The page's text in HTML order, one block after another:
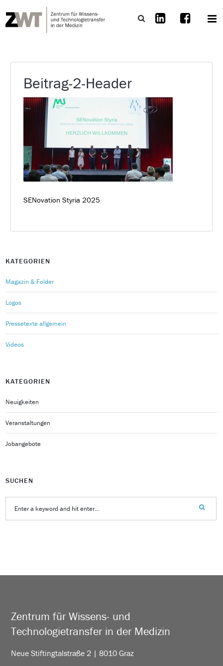
Beitrag-2-Header
SENovation Styria 2025
KATEGORIEN
Magazin & Folder
Logos
Pressetexte allgemein
Videos
KATEGORIEN
Neuigkeiten
Veranstaltungen
Jobangebote
SUCHEN
Zentrum für Wissens- und
Technologietransfer in der Medizin
Neue Stiftingtalstraße 2 | 8010 Graz